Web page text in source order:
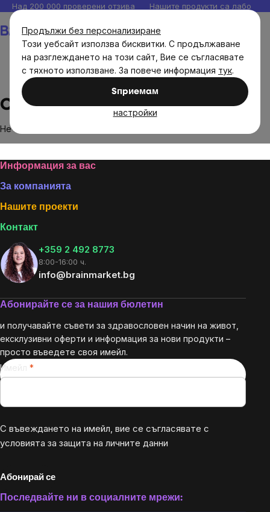
Продължи без персонализиране
Този уебсайт използва бисквитки. С продължаване
на разглеждането на този сайт, Вие се съгласявате
с тяхното използване. За повече информация тук.
Sпpиeмaм
настройки
Прескочи
към
съдържанието
Над 200 000 проверени отзива Нашите продукти са
Orangefit
Не са намерени стоки на марката
Footer
Информация за вас
За компанията
Нашите проекти
Контакт
+359 2 492 8773
8:00-16:00 ч.
info@brainmarket.bg
Абонирайте се за нашия бюлетин
и получавайте съвети за здравословен начин на живот,
ексклузивни оферти и информация за нови продукти –
просто въведете своя имейл.
Имейл
С въвеждането на имейл, вие се съгласявате с
условията за защита на личните данни
Абонирай се
Последвайте ни в социалните мрежи: